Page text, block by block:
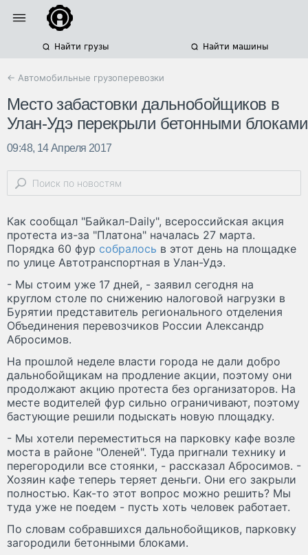
Найти грузы Найти машины
← Автомобильные грузоперевозки
Место забастовки дальнобойщиков в
Улан-Удэ перекрыли бетонными блоками
09:48, 14 Апреля 2017
Как сообщал "Байкал-Daily", всероссийская акция
протеста из-за "Платона" началась 27 марта.
Порядка 60 фур собралось в этот день на площадке
по улице Автотранспортная в Улан-Удэ.
- Мы стоим уже 17 дней, - заявил сегодня на
круглом столе по снижению налоговой нагрузки в
Бурятии представитель регионального отделения
Объединения перевозчиков России Александр
Абросимов.
На прошлой неделе власти города не дали добро
дальнобойщикам на продление акции, поэтому они
продолжают акцию протеста без организаторов. На
месте водителей фур сильно ограничивают, поэтому
бастующие решили подыскать новую площадку.
- Мы хотели переместиться на парковку кафе возле
моста в районе "Оленей". Туда пригнали технику и
перегородили все стоянки, - рассказал Абросимов. -
Хозяин кафе теперь теряет деньги. Они его закрыли
полностью. Как-то этот вопрос можно решить? Мы
туда уже не поедем - пусть хоть человек работает.
По словам собравшихся дальнобойщиков, парковку
загородили бетонными блоками.